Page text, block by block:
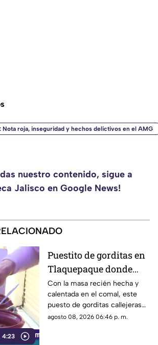
Nota roja, inseguridad y hechos delictivos en el AMG
nuestro contenido, sigue a
Jalisco en Google News!
4:23
Puestito de gorditas en
Tlaquepaque donde
una nunca es suficiente
Con la masa recién hecha y
calentada en el comal, este
puesto de gorditas callejeras
en Tlaquepaque promete
agosto 08, 2026 06:46 p. m.